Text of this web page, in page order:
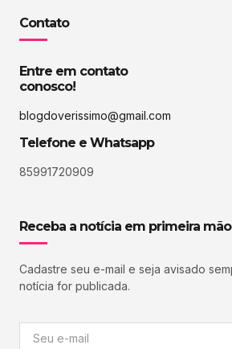
Contato
Entre em contato
conosco!
blogdoverissimo@gmail.com
Telefone e Whatsapp
85991720909
Receba a notícia em primeira mão
Cadastre seu e-mail e seja avisado
notícia for publicada.